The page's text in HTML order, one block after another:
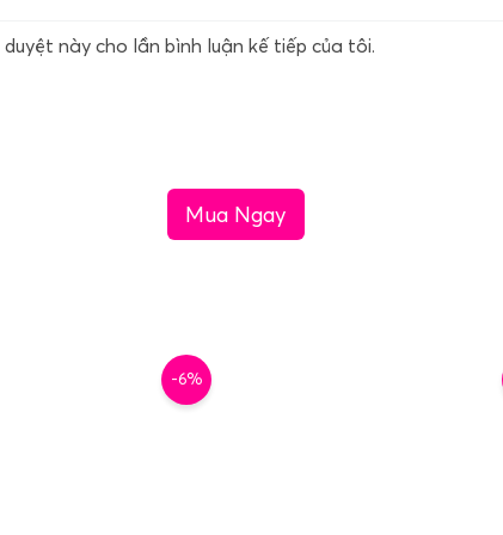
này cho lần bình luận kế tiếp của tôi.
Mua Ngay
-6%